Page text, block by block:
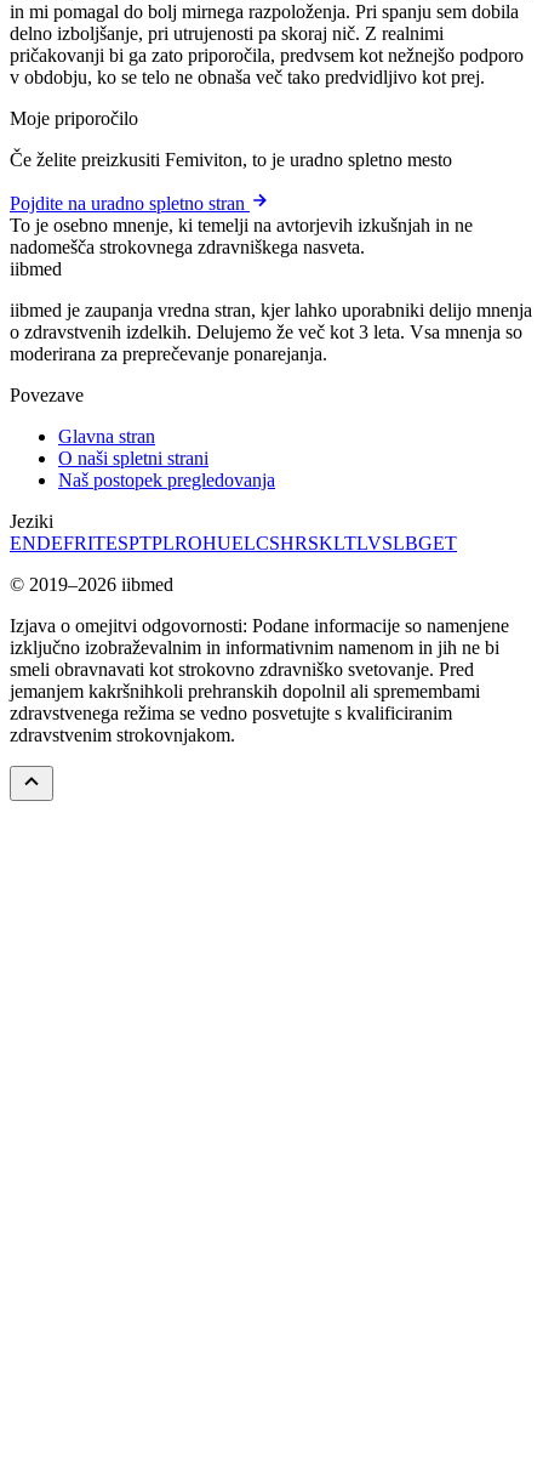
in mi pomagal do bolj mirnega razpoloženja. Pri spanju sem dobila
delno izboljšanje, pri utrujenosti pa skoraj nič. Z realnimi
pričakovanji bi ga zato priporočila, predvsem kot nežnejšo podporo
v obdobju, ko se telo ne obnaša več tako predvidljivo kot prej.
Moje priporočilo
Če želite preizkusiti Femiviton, to je uradno spletno mesto
Pojdite na uradno spletno stran
To je osebno mnenje, ki temelji na avtorjevih izkušnjah in ne
nadomešča strokovnega zdravniškega nasveta.
iibmed
iibmed je zaupanja vredna stran, kjer lahko uporabniki delijo mnenja
o zdravstvenih izdelkih. Delujemo že več kot 3 leta. Vsa mnenja so
moderirana za preprečevanje ponarejanja.
Povezave
Glavna stran
O naši spletni strani
Naš postopek pregledovanja
Jeziki
ENDEFRITESPTPLROHUELCSHRSKLTLVSLBGET
© 2019–2026 iibmed
Izjava o omejitvi odgovornosti: Podane informacije so namenjene
izključno izobraževalnim in informativnim namenom in jih ne bi
smeli obravnavati kot strokovno zdravniško svetovanje. Pred
jemanjem kakršnihkoli prehranskih dopolnil ali spremembami
zdravstvenega režima se vedno posvetujte s kvalificiranim
zdravstvenim strokovnjakom.